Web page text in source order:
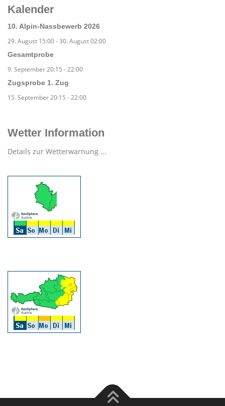
Kalender
10. Alpin-Nassbewerb 2026
29. August 15:00-30. August 02:00
Gesamtprobe
9. September 20:15 -22:00
Zugsprobe 1. Zug
15. September 20:15 -22:00
Wetter Information
Details zur Wetterwarnung ...